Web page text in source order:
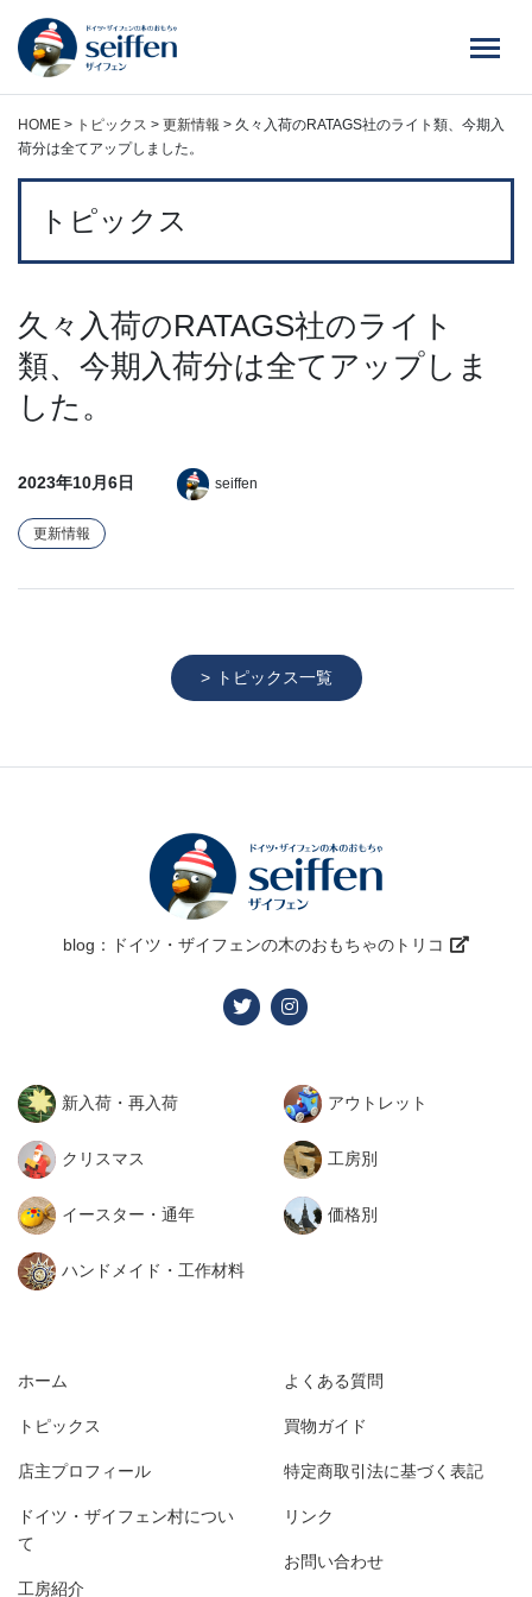
ン
HOME > トピックス > 更新情報 > 久々入荷のRATAGS社のライト類、今期入
荷分は全てアップしました。
トピックス
久々入荷のRATAGS社のライト
類、今期入荷分は全てアップしま
した。
2023年10月6日 seiffen
更新情報
トピックス一覧
blog：ドイツ・ザイフェンの木のおもちゃのトリコ
新入荷・再入荷
クリスマス
イースター・通年
ハンドメイド・工作材料
アウトレット
工房別
価格別
ホーム
トピックス
店主プロフィール
ドイツ・ザイフェン村につい
て
工房紹介
よくある質問
買物ガイド
特定商取引法に基づく表記
リンク
お問い合わせ